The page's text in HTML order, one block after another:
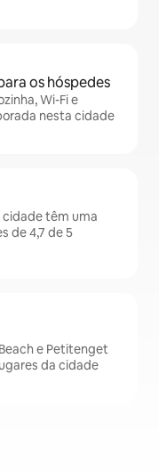
os hóspedes
Wi-Fi e
nesta cidade
têm uma
de 4,7 de 5
e Petitenget
da cidade